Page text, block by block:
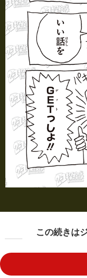
この続きは